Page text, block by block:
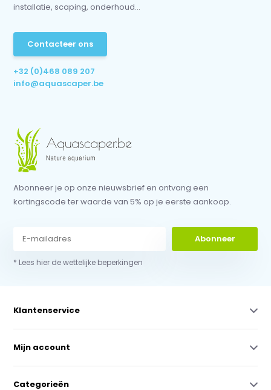
installatie, scaping, onderhoud...
Contacteer ons
+32 (0)468 089 207
info@aquascaper.be
Abonneer je op onze nieuwsbrief en ontvang een
kortingscode ter waarde van 5% op je eerste aankoop.
Abonneer
* Lees hier de wettelijke beperkingen
Klantenservice
Mijn account
Categorieën